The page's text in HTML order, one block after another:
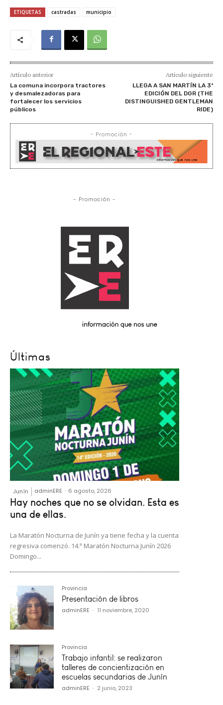
ETIQUETAS castradas municipio
Artículo anterior
La comuna incorpora tractores
y desmalezadoras para
fortalecer los servicios
públicos
Artículo siguiente
LLEGA A SAN MARTÍN LA 3ª
EDICIÓN DEL DGR (THE
DISTINGUISHED GENTLEMAN
RIDE)
- Promoción -
- Promoción -
Últimas
Junín adminERE - 6 agosto, 2026
Hay noches que no se olvidan. Esta es
una de ellas.
La Maratón Nocturna de Junín ya tiene fecha y la cuenta
regresiva comenzó. 14.ª Maratón Nocturna Junín 2026
Domingo...
Provincia
Presentación de libros
adminERE - 11 noviembre, 2020
Provincia
Trabajo infantil: se realizaron
talleres de concientización en
escuelas secundarias de Junín
adminERE - 2 junio, 2023